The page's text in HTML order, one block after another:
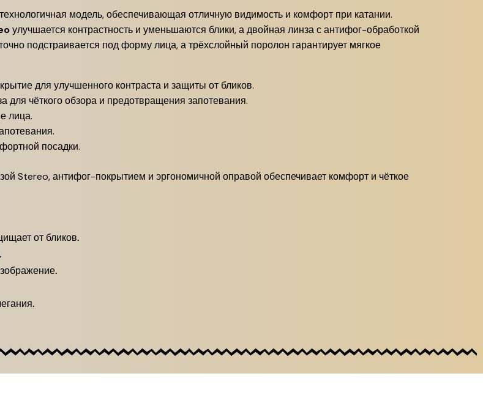
модель, обеспечивающая отличную видимость и комфорт при катании.
улучшается контрастность и уменьшаются блики, а двойная линза с антифог-обработкой
подстраивается под форму лица, а трёхслойный поролон гарантирует мягкое
для улучшенного контраста и защиты от бликов.
для чёткого обзора и предотвращения запотевания.
лица.
посадки.
Stereo, антифог-покрытием и эргономичной оправой обеспечивает комфорт и чёткое
от бликов.